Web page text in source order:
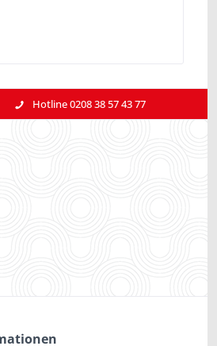
Hotline 0208 38 57 43 77